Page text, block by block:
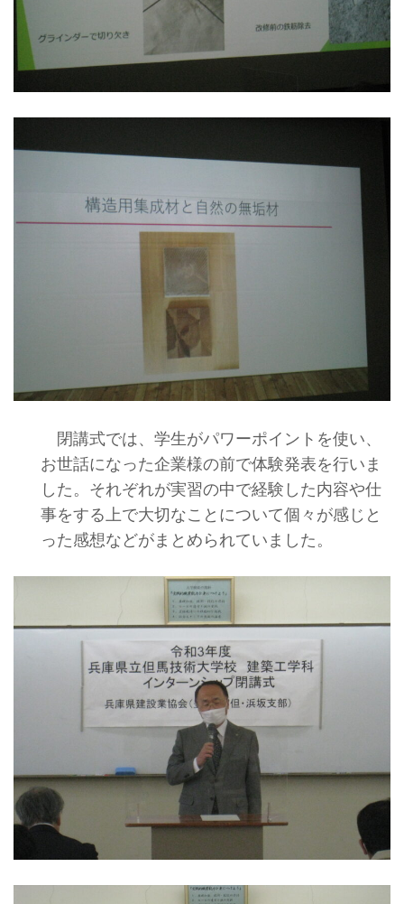
閉講式では、学生がパワーポイントを使い、
お世話になった企業様の前で体験発表を行いま
した。それぞれが実習の中で経験した内容や仕
事をする上で大切なことについて個々が感じと
った感想などがまとめられていました。